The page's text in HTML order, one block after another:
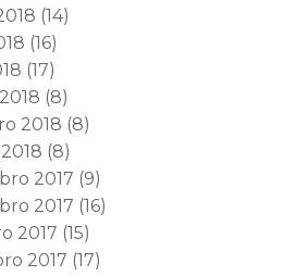
(14)
(16)
(17)
(8)
2018 (8)
(8)
2017 (9)
2017 (16)
2017 (15)
2017 (17)